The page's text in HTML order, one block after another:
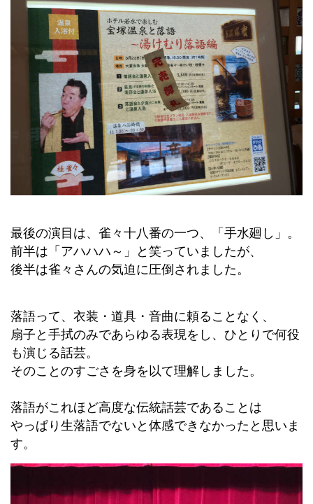
最後の演目は、雀々十八番の一つ、「手水廻し」。
前半は「アハハハ～」と笑っていましたが、
後半は雀々さんの気迫に圧倒されました。
落語って、衣装・道具・音曲に頼ることなく、
扇子と手拭のみであらゆる表現をし、ひとりで何役
も演じる話芸。
そのことのすごさを身を以て理解しました。
落語がこれほど高度な伝統話芸であることは
やっぱり生落語でないと体感できなかったと思いま
す。